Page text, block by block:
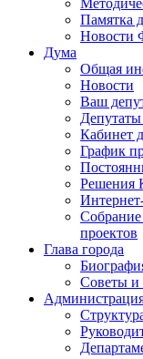
Памятка
Новости
Дума
Общая
Новости
Ваш
Кабинет
График
Решения
проектов
Глава города
Советы и